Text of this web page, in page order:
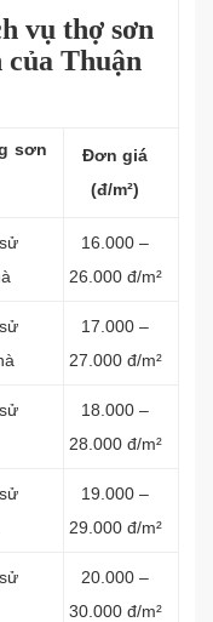
vụ thợ sơn
Thuận
sơn
Đơn giá
(đ/m²)
16.000 –
26.000 đ/m²
17.000 –
27.000 đ/m²
18.000 –
28.000 đ/m²
19.000 –
29.000 đ/m²
20.000 –
30.000 đ/m²